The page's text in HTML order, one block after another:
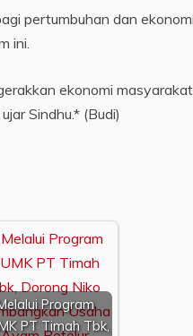
pertumbuhan dan
ini.
ekonomi masyarakat
Sindhu.* (Budi)
Program
PT Timah Tbk,